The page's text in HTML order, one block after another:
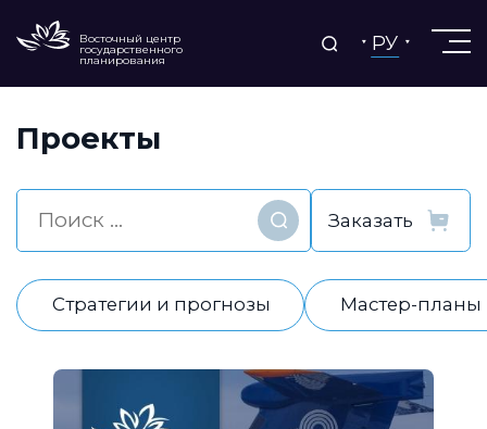
Восточный центр
государственного
планирования
РУ
Проекты
Найти
Стратегии и прогнозы Мастер-планы